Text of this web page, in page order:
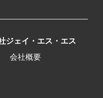
ジェイ・エス・エス
会社概要